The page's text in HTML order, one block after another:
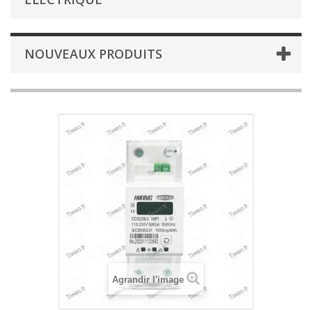
NOUVEAUX PRODUITS
Agrandir l'image